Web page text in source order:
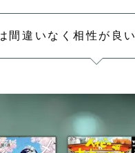
間違いなく相性が良